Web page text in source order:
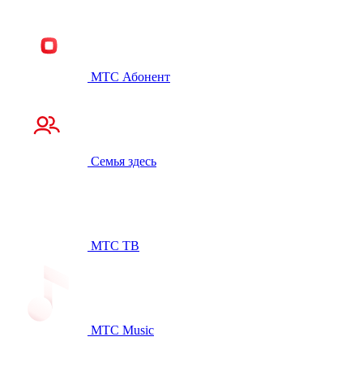
МТС Абонент
Семья здесь
МТС ТВ
МТС Music